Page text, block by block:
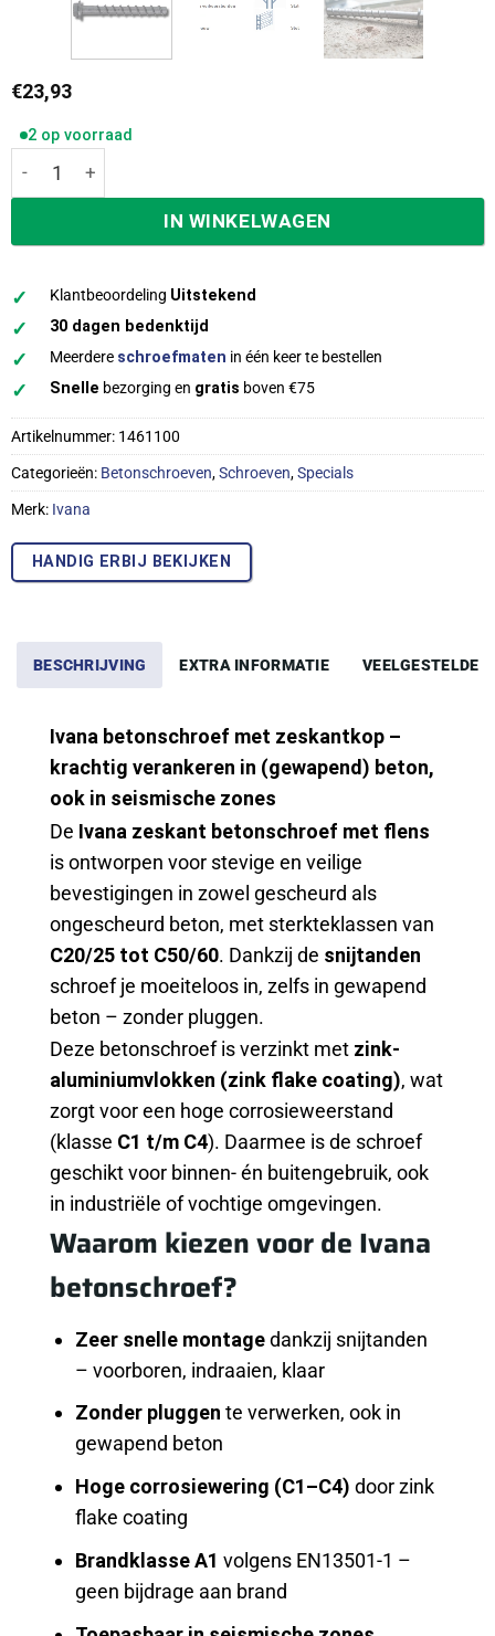
€23,93
2 op voorraad
Ivana Betonschroeven 7,5x 40mm zeskantkop, 6 mm
IN WINKELWAGEN
✓ Klantbeoordeling Uitstekend
✓ 30 dagen bedenktijd
✓ Meerdere schroefmaten in één keer te bestellen
✓ Snelle bezorging en gratis boven €75
Artikelnummer: 1461100
Categorieën: Betonschroeven,Schroeven,Specials
Merk: Ivana
HANDIG ERBIJ BEKIJKEN
BESCHRIJVING EXTRA INFORMATIE VEELGESTELDE
Ivana betonschroef met zeskantkop –
krachtig verankeren in (gewapend) beton,
ook in seismische zones
De Ivana zeskant betonschroef met flens
is ontworpen voor stevige en veilige
bevestigingen in zowel gescheurd als
ongescheurd beton, met sterkteklassen van
C20/25 tot C50/60. Dankzij de snijtanden
schroef je moeiteloos in, zelfs in gewapend
beton – zonder pluggen.
Deze betonschroef is verzinkt met zink-
aluminiumvlokken (zink flake coating), wat
zorgt voor een hoge corrosieweerstand
(klasse C1 t/m C4). Daarmee is de schroef
geschikt voor binnen- én buitengebruik, ook
in industriële of vochtige omgevingen.
Waarom kiezen voor de Ivana
betonschroef?
Zeer snelle montagedankzij snijtanden
– voorboren, indraaien, klaar
Zonder pluggen te verwerken, ook in
gewapend beton
Hoge corrosiewering (C1–C4) door zink
flake coating
Brandklasse A1 volgens EN13501-1 –
geen bijdrage aan brand